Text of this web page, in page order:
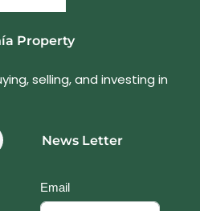
Property
selling, and investing in
News Letter
Email